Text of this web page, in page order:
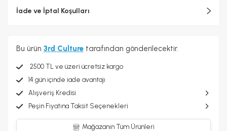
İade ve İptal Koşulları
Bu ürün 3rd Culture tarafından gönderilecektir.
2500 TL ve üzeri ücretsiz kargo
14 gün içinde iade avantajı
Alışveriş Kredisi
Peşin Fiyatına Taksit Seçenekleri
Mağazanın Tüm Ürünleri